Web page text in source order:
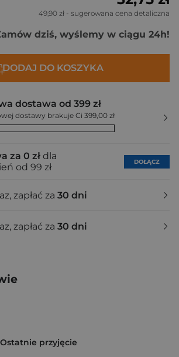
49,90 zł - sugerowana cena detaliczna
dziś, wyślemy w ciągu 24h!
DODAJ DO KOSZYKA
dostawa od 399 zł
dostawy brakuje Ci 399,00 zł
za 0 zł dla
od 99 zł
DOŁĄCZ
zapłać za 30 dni
zapłać za 30 dni
Ostatnie przyjęcie